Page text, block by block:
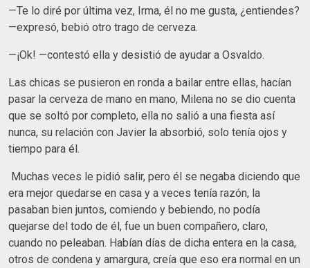
—Te lo diré por última vez, Irma, él no me gusta, ¿entiendes?
—expresó, bebió otro trago de cerveza.
—¡Ok! —contestó ella y desistió de ayudar a Osvaldo.
Las chicas se pusieron en ronda a bailar entre ellas, hacían
pasar la cerveza de mano en mano, Milena no se dio cuenta
que se soltó por completo, ella no salió a una fiesta así
nunca, su relación con Javier la absorbió, solo tenía ojos y
tiempo para él.
Muchas veces le pidió salir, pero él se negaba diciendo que
era mejor quedarse en casa y a veces tenía razón, la
pasaban bien juntos, comiendo y bebiendo, no podía
quejarse del todo de él, fue un buen compañero, claro,
cuando no peleaban. Habían días de dicha entera en la casa,
otros de condena y amargura, creía que eso era normal en un